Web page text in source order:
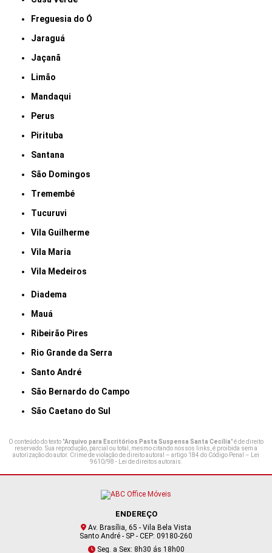
Freguesia do Ó
Jaraguá
Jaçanã
Limão
Mandaqui
Perus
Pirituba
Santana
São Domingos
Tremembé
Tucuruvi
Vila Guilherme
Vila Maria
Vila Medeiros
Diadema
Mauá
Ribeirão Pires
Rio Grande da Serra
Santo André
São Bernardo do Campo
São Caetano do Sul
O conteúdo do texto "Arquivo para Escritórios Pasta Suspensa Santa Cecília" é de direito
reservado. Sua reprodução, parcial ou total, mesmo citando nossos links, é proibida sem a
autorização do autor. Crime de violação de direito autoral – artigo 184 do Código Penal – Lei
9610/98 - Lei de direitos autorais.
ENDEREÇO
Av. Brasília, 65 - Vila Bela Vista
Santo André - SP - CEP: 09180-260
Seg. a Sex: 8h30 ás 18h00